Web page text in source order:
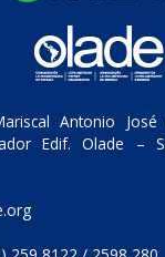
Antonio
Edif. Olade –